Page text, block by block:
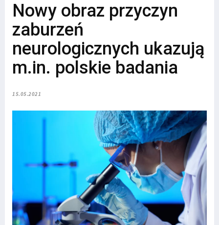
Nowy obraz przyczyn
zaburzeń
neurologicznych ukazują
m.in. polskie badania
15.05.2021